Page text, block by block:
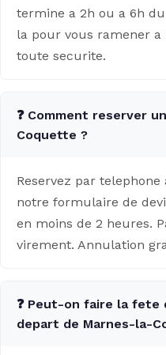
termine a 2h ou a 6h
la pour vous ramener a
toute securite.
❓ Comment reserver
Coquette ?
Reservez par telephone
notre formulaire de
en moins de 2 heures.
virement. Annulation
❓ Peut-on faire la fete
depart de Marnes-la-